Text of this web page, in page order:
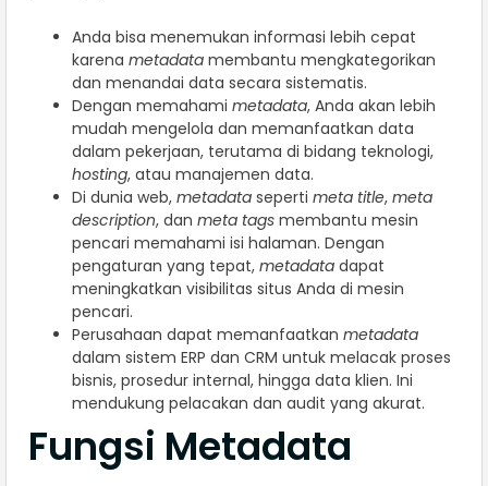
Anda bisa menemukan informasi lebih cepat
karena metadata membantu mengkategorikan
dan menandai data secara sistematis.
Dengan memahami metadata, Anda akan lebih
mudah mengelola dan memanfaatkan data
dalam pekerjaan, terutama di bidang teknologi,
hosting, atau manajemen data.
Di dunia web, metadata seperti meta title, meta
description, dan meta tags membantu mesin
pencari memahami isi halaman. Dengan
pengaturan yang tepat, metadata dapat
meningkatkan visibilitas situs Anda di mesin
pencari.
Perusahaan dapat memanfaatkan metadata
dalam sistem ERP dan CRM untuk melacak proses
bisnis, prosedur internal, hingga data klien. Ini
mendukung pelacakan dan audit yang akurat.
Fungsi Metadata